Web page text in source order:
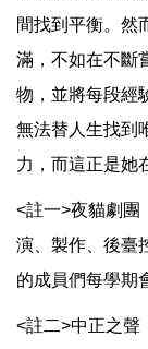
間找到平衡。然
滿，不如在不斷
物，並將每段經
無法替人生找到
力，而這正是她
<註一>夜貓劇團
演、製作、後臺
的成員們每學期
<註二>中正之聲